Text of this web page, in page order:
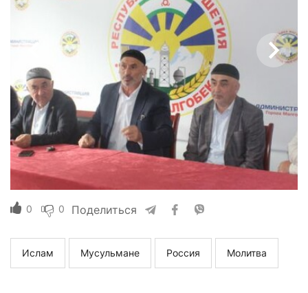
0 0 Поделиться
Ислам Мусульмане Россия Молитва